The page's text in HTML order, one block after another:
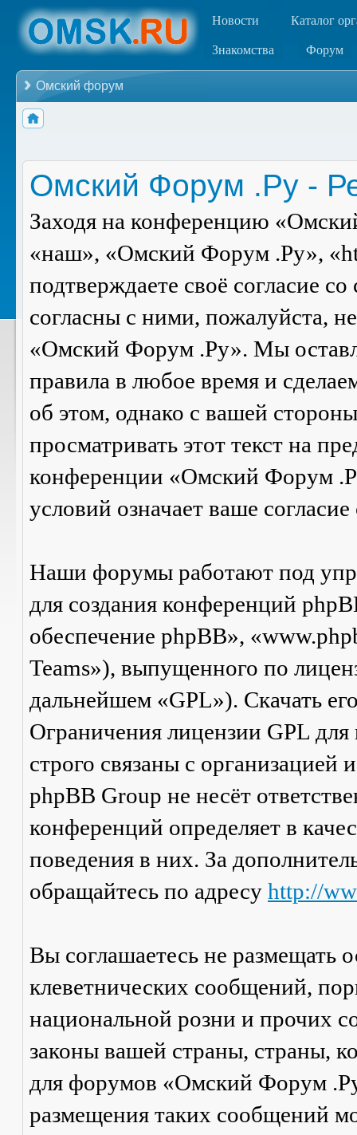
Новости Каталог
Знакомства Форум
Омский форум
Омский Форум .Ру -
Заходя на конференцию
«наш», «Омский Форум .Ру»,
подтверждаете своё согласие
согласны с ними, пожалуйста,
«Омский Форум .Ру». Мы
правила в любое время и
об этом, однако с вашей
просматривать этот текст на
конференции «Омский Форум
условий означает ваше
Наши форумы работают под
для создания конференций
обеспечение phpBB»,
Teams»), выпущенного по
дальнейшем «GPL»). Скачать
Ограничения лицензии GPL
строго связаны с
phpBB Group не несёт
конференций определяет в
поведения в них. За
обращайтесь по адресу http://
Вы соглашаетесь не размещать
клеветнических сообщений,
национальной розни и прочих
законы вашей страны, страны,
для форумов «Омский Форум
размещения таких сообщений